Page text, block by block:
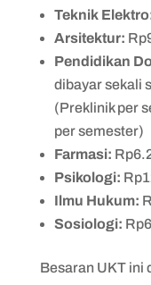
Teknik
Arsitektur:
Pendidikan
dibayar sekali
(Preklinik per
per semester)
Farmasi:
Psikologi:
Ilmu Hukum:
Sosiologi:
Besaran UKT ini